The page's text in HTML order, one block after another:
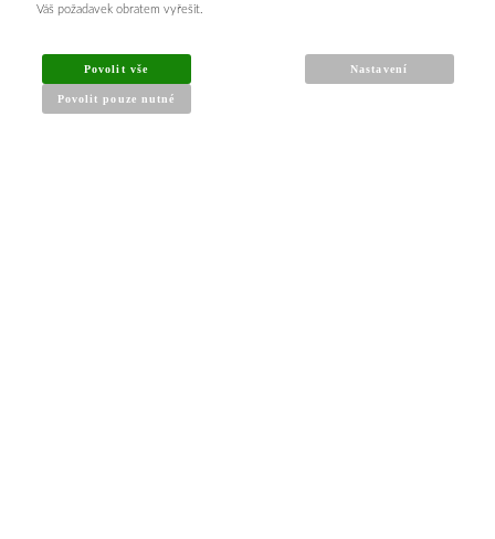
Váš požadavek obratem vyřešit.
Povolit vše
Povolit pouze nutné
Nastavení